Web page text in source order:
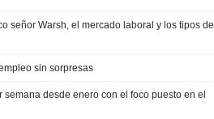
señor Warsh, el mercado laboral y los tipos de
sin sorpresas
semana desde enero con el foco puesto en el